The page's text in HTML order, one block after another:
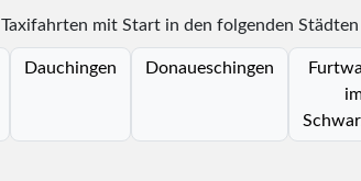
mit Start in den folgenden
Dauchingen Donaueschingen